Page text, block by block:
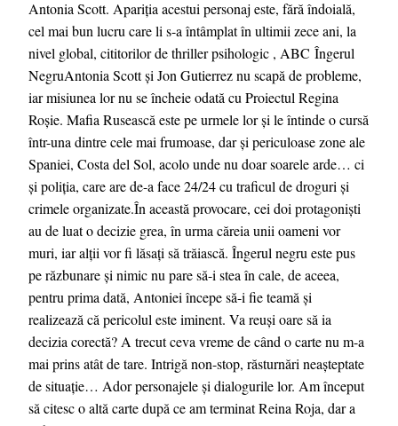
Antonia Scott. Apariția acestui personaj este, fără îndoială,
cel mai bun lucru care li s-a întâmplat în ultimii zece ani, la
nivel global, cititorilor de thriller psihologic , ABC Îngerul
NegruAntonia Scott și Jon Gutierrez nu scapă de probleme,
iar misiunea lor nu se încheie odată cu Proiectul Regina
Roșie. Mafia Rusească este pe urmele lor și le întinde o cursă
într-una dintre cele mai frumoase, dar și periculoase zone ale
Spaniei, Costa del Sol, acolo unde nu doar soarele arde… ci
și poliția, care are de-a face 24/24 cu traficul de droguri și
crimele organizate.În această provocare, cei doi protagoniști
au de luat o decizie grea, în urma căreia unii oameni vor
muri, iar alții vor fi lăsați să trăiască. Îngerul negru este pus
pe răzbunare și nimic nu pare să-i stea în cale, de aceea,
pentru prima dată, Antoniei începe să-i fie teamă și
realizează că pericolul este iminent. Va reuși oare să ia
decizia corectă? A trecut ceva vreme de când o carte nu m-a
mai prins atât de tare. Intrigă non-stop, răsturnări neașteptate
de situație… Ador personajele și dialogurile lor. Am început
să citesc o altă carte după ce am terminat Reina Roja, dar a